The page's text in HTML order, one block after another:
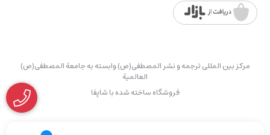
مرکز بین المللی ترجمه و نشر المصطفی(ص) وابسته به جامعة المصطفی(ص)
العالمیة
فروشگاه ساخته شده با شاپفا